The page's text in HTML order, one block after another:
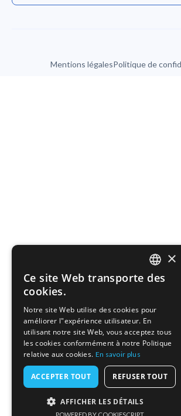
Mentions légalesPolitique de
ENGLISH
×
Ce site Web transporte des
cookies.
Notre site Web utilise des cookies pour
améliorer l"expérience utilisateur. En
utilisant notre site Web, vous acceptez tous
les cookies conformément à notre Politique
relative aux cookies. En savoir plus
ACCEPTER TOUT REFUSER TOUT
AFFICHER LES DÉTAILS